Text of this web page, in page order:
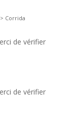
> Corrida
de vérifier
de vérifier